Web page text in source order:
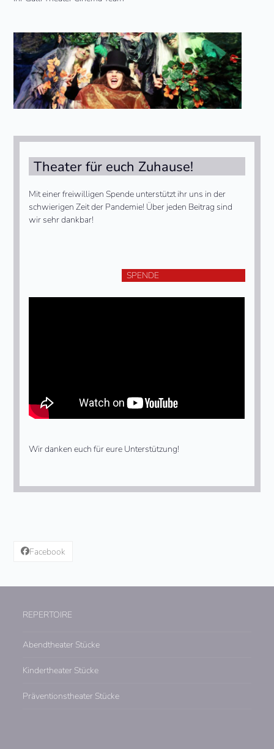
Theater für euch Zuhause!
Mit einer freiwilligen Spende unterstützt ihr uns in der
schwierigen Zeit der Pandemie! Über jeden Beitrag sind
wir sehr dankbar!
SPENDE
Wir danken euch für eure Unterstützung!
Facebook
REPERTOIRE
Abendtheater Stücke
Kindertheater Stücke
Präventionstheater Stücke